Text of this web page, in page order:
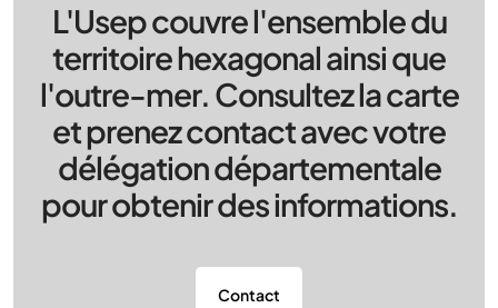
L'Usep couvre l'ensemble du
territoire hexagonal ainsi que
l'outre-mer. Consultez la carte
et prenez contact avec votre
délégation départementale
pour obtenir des informations.
Contact